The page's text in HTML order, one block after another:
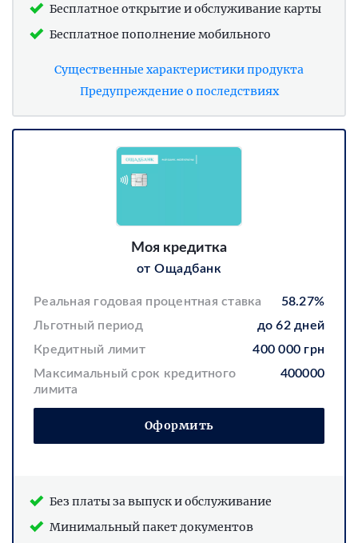
Бесплатное открытие и обслуживание карты
Бесплатное пополнение мобильного
Существенные характеристики продукта
Предупреждение о последствиях
Моя кредитка
от Ощадбанк
Реальная годовая процентная ставка
58.27%
Льготный период
до 62 дней
Кредитный лимит
400 000 грн
Максимальный срок кредитного
лимита
400000
Оформить
Без платы за выпуск и обслуживание
Минимальный пакет документов